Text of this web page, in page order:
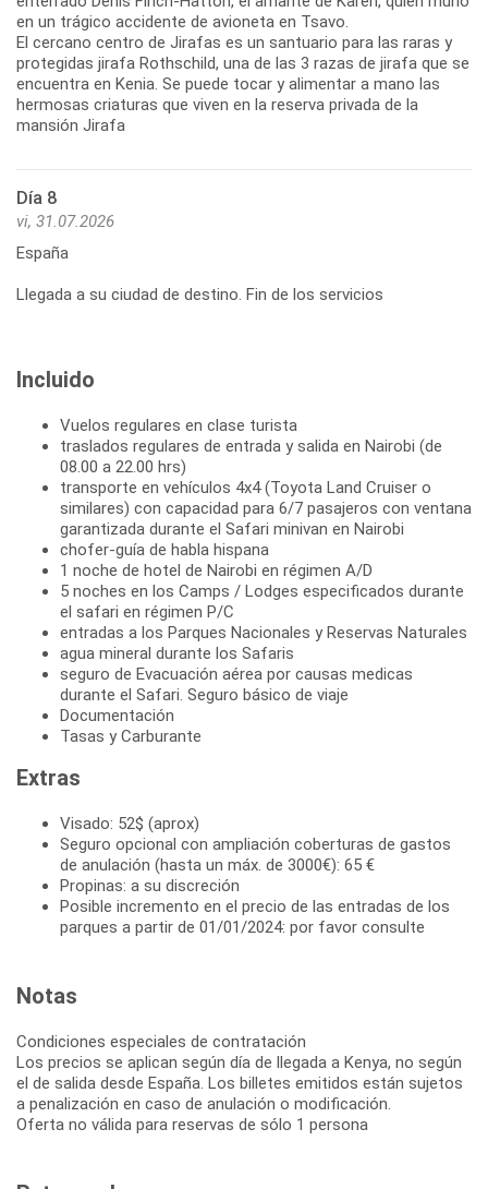
en un trágico accidente de avioneta en Tsavo.
El cercano centro de Jirafas es un santuario para las raras y
protegidas jirafa Rothschild, una de las 3 razas de jirafa que se
encuentra en Kenia. Se puede tocar y alimentar a mano las
hermosas criaturas que viven en la reserva privada de la
mansión Jirafa
Día 8
vi, 31.07.2026
España
Llegada a su ciudad de destino. Fin de los servicios
Incluido
Vuelos regulares en clase turista
traslados regulares de entrada y salida en Nairobi (de
08.00 a 22.00 hrs)
transporte en vehículos 4x4 (Toyota Land Cruiser o
similares) con capacidad para 6/7 pasajeros con ventana
garantizada durante el Safari minivan en Nairobi
chofer-guía de habla hispana
1 noche de hotel de Nairobi en régimen A/D
5 noches en los Camps / Lodges especificados durante
el safari en régimen P/C
entradas a los Parques Nacionales y Reservas Naturales
agua mineral durante los Safaris
seguro de Evacuación aérea por causas medicas
durante el Safari. Seguro básico de viaje
Documentación
Tasas y Carburante
Extras
Visado: 52$ (aprox)
Seguro opcional con ampliación coberturas de gastos
de anulación (hasta un máx. de 3000€): 65 €
Propinas: a su discreción
Posible incremento en el precio de las entradas de los
parques a partir de 01/01/2024: por favor consulte
Notas
Condiciones especiales de contratación
Los precios se aplican según día de llegada a Kenya, no según
el de salida desde España. Los billetes emitidos están sujetos
a penalización en caso de anulación o modificación.
Oferta no válida para reservas de sólo 1 persona